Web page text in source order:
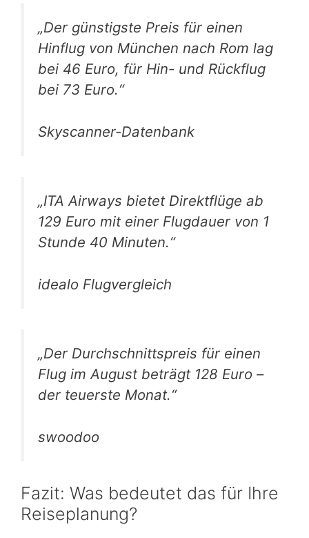
„Der günstigste Preis für einen
Hinflug von München nach Rom lag
bei 46 Euro, für Hin- und Rückflug
bei 73 Euro.“
Skyscanner-Datenbank
„ITA Airways bietet Direktflüge ab
129 Euro mit einer Flugdauer von 1
Stunde 40 Minuten.“
idealo Flugvergleich
„Der Durchschnittspreis für einen
Flug im August beträgt 128 Euro –
der teuerste Monat.“
swoodoo
Fazit: Was bedeutet das für Ihre
Reiseplanung?